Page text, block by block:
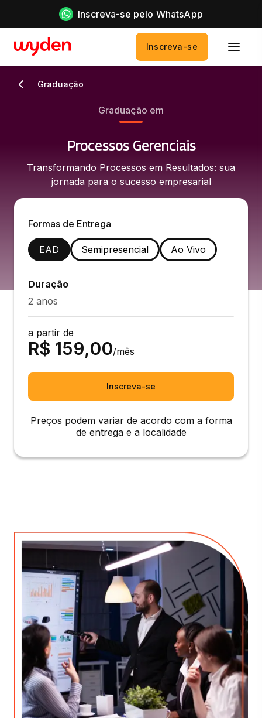
Inscreva-se pelo WhatsApp
Inscreva-se
Graduação
Graduação em
Processos Gerenciais
Transformando Processos em Resultados: sua
jornada para o sucesso empresarial
Formas de Entrega
EAD Semipresencial Ao Vivo
Duração
2 anos
a partir de
R$ 159,00/mês
Inscreva-se
Preços podem variar de acordo com a forma
de entrega e a localidade